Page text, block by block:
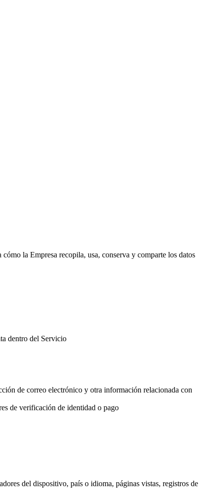
la Empresa recopila, usa, conserva y comparte los datos
dentro del Servicio
de correo electrónico y otra información relacionada con
de verificación de identidad o pago
del dispositivo, país o idioma, páginas vistas, registros de